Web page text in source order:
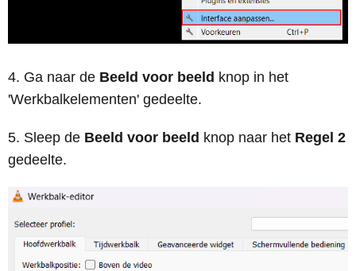
Ga naar de Beeld voor beeld knop in het
'Werkbalkelementen' gedeelte.
Sleep de Beeld voor beeld knop naar het Regel 2
gedeelte.